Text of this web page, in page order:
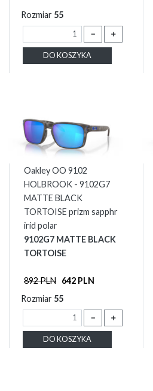
Rozmiar 55
－ ＋
DO KOSZYKA
Oakley OO 9102
HOLBROOK - 9102G7
MATTE BLACK
TORTOISE prizm sapphr
irid polar
9102G7 MATTE BLACK
TORTOISE
892 PLN 642 PLN
Rozmiar 55
－ ＋
DO KOSZYKA